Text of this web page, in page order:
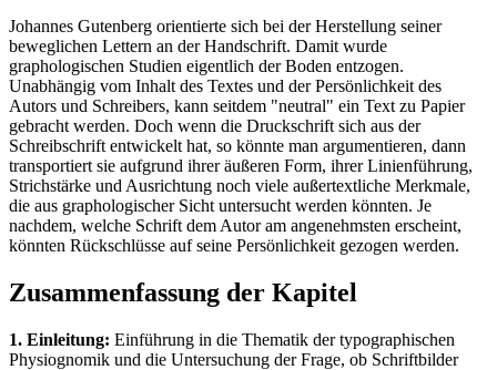
Johannes Gutenberg orientierte sich bei der Herstellung seiner
beweglichen Lettern an der Handschrift. Damit wurde
graphologischen Studien eigentlich der Boden entzogen.
Unabhängig vom Inhalt des Textes und der Persönlichkeit des
Autors und Schreibers, kann seitdem "neutral" ein Text zu Papier
gebracht werden. Doch wenn die Druckschrift sich aus der
Schreibschrift entwickelt hat, so könnte man argumentieren, dann
transportiert sie aufgrund ihrer äußeren Form, ihrer Linienführung,
Strichstärke und Ausrichtung noch viele außertextliche Merkmale,
die aus graphologischer Sicht untersucht werden könnten. Je
nachdem, welche Schrift dem Autor am angenehmsten erscheint,
könnten Rückschlüsse auf seine Persönlichkeit gezogen werden.
Zusammenfassung der Kapitel
1. Einleitung: Einführung in die Thematik der typographischen
Physiognomik und die Untersuchung der Frage, ob Schriftbilder